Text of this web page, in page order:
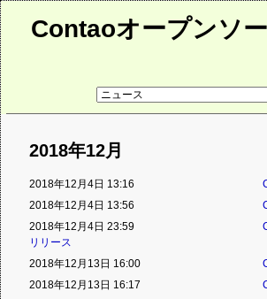
Contaoオープンソ
リ
ペ
ー
2018年12月
2018年12月4日 13:16
2018年12月4日 13:56
2018年12月4日 23:59
リリース
2018年12月13日 16:00
2018年12月13日 16:17